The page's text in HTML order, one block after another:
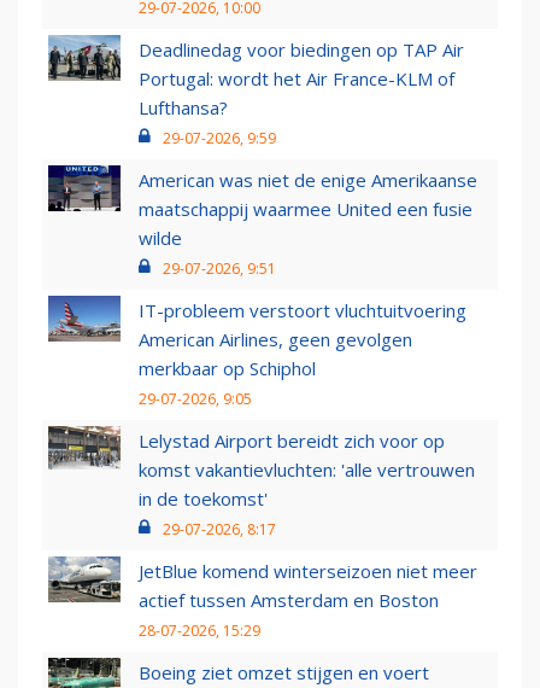
29-07-2026, 10:00
Deadlinedag voor biedingen op TAP Air
Portugal: wordt het Air France-KLM of
Lufthansa?
29-07-2026, 9:59
American was niet de enige Amerikaanse
maatschappij waarmee United een fusie
wilde
29-07-2026, 9:51
IT-probleem verstoort vluchtuitvoering
American Airlines, geen gevolgen
merkbaar op Schiphol
29-07-2026, 9:05
Lelystad Airport bereidt zich voor op
komst vakantievluchten: 'alle vertrouwen
in de toekomst'
29-07-2026, 8:17
JetBlue komend winterseizoen niet meer
actief tussen Amsterdam en Boston
28-07-2026, 15:29
Boeing ziet omzet stijgen en voert